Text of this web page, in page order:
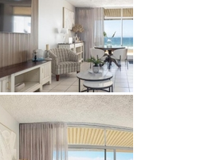
bequem zu Fuß
Sie die Küste erkunden und